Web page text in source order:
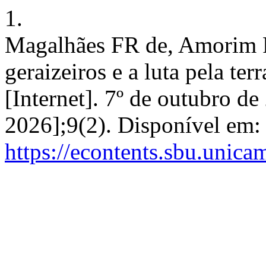
1.
Magalhães FR de,
geraizeiros e a luta pela
[Internet]. 7º de outubro
2026];9(2). Disponível em:
https://